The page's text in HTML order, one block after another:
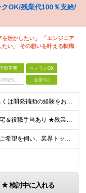
OK/残業代100％支給/
を活かしたい」 「エンジニア
たい」 その想いを叶える転職
学歴不問 ベテランOK
与複数月 面接1回
■何らかの開発経験もしくは開発補助の経験をお持ちの方 ■学歴不問 ★ブランクのある方、地方在住の方も大歓迎です！
★通勤＆就業＆地域/住宅＆役職手当あり ★残業代は全額支給 ★選べる給与制度あり！ ★東京・神奈川・千葉・埼玉勤務の場合 月給23.5万円～55万円＋諸手当 （残業代は全額支給） (20,000円の
★リモート実績あり★ ご希望を伺い、業界トップクラス約7,000件の取引事業所数、90,000件以上のプロジェクトから検討をいたします。 全国の取引先での就業となります（沖縄を除く） ※勤務地
検討中に入れる